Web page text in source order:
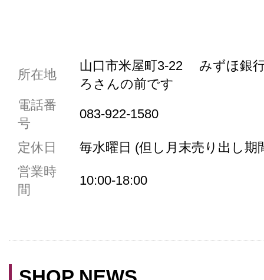
共通駐車券加盟店
駐車場1台まで
共用トイレ
所在地
山口市米屋町3-22 みずほ銀
ろさんの前です
電話番
号
083-922-1580
定休日
毎水曜日 (但し月末売り出し期
営業時
間
10:00-18:00